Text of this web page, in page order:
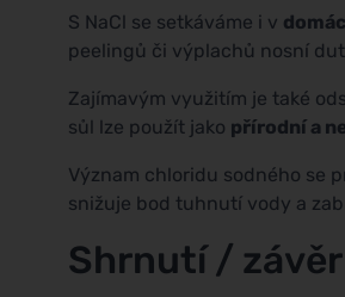
S NaCl se setkáváme i v
peelingů či výplachů nosní
Zajímavým využitím je také
sůl lze použít jako přírodní a
Význam chloridu sodného se
snižuje bod tuhnutí vody a
Shrnutí / závěr